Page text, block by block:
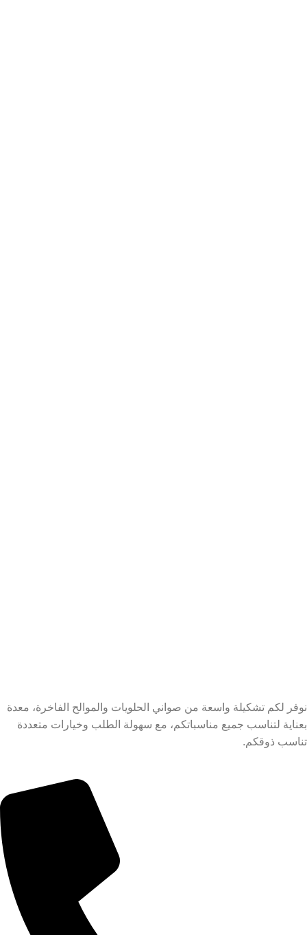
نوفر لكم تشكيلة واسعة من صواني الحلويات والموالح الفاخرة، معدة
بعناية لتناسب جميع مناسباتكم، مع سهولة الطلب وخيارات متعددة
تناسب ذوقكم.